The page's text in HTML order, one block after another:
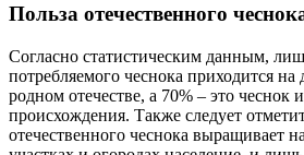
Польза отечественного
Согласно статистическим данным,
потребляемого чеснока приходится
родном отечестве, а 70% – это чеснок
происхождения. Также следует
отечественного чеснока выращивает